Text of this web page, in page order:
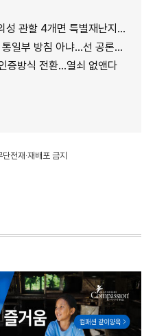
할 4개면 특별재난지역 선포
방침 아냐...선 공론화 먼저"
증방식 전환…열쇠 없앤다
전재·재배포 금지